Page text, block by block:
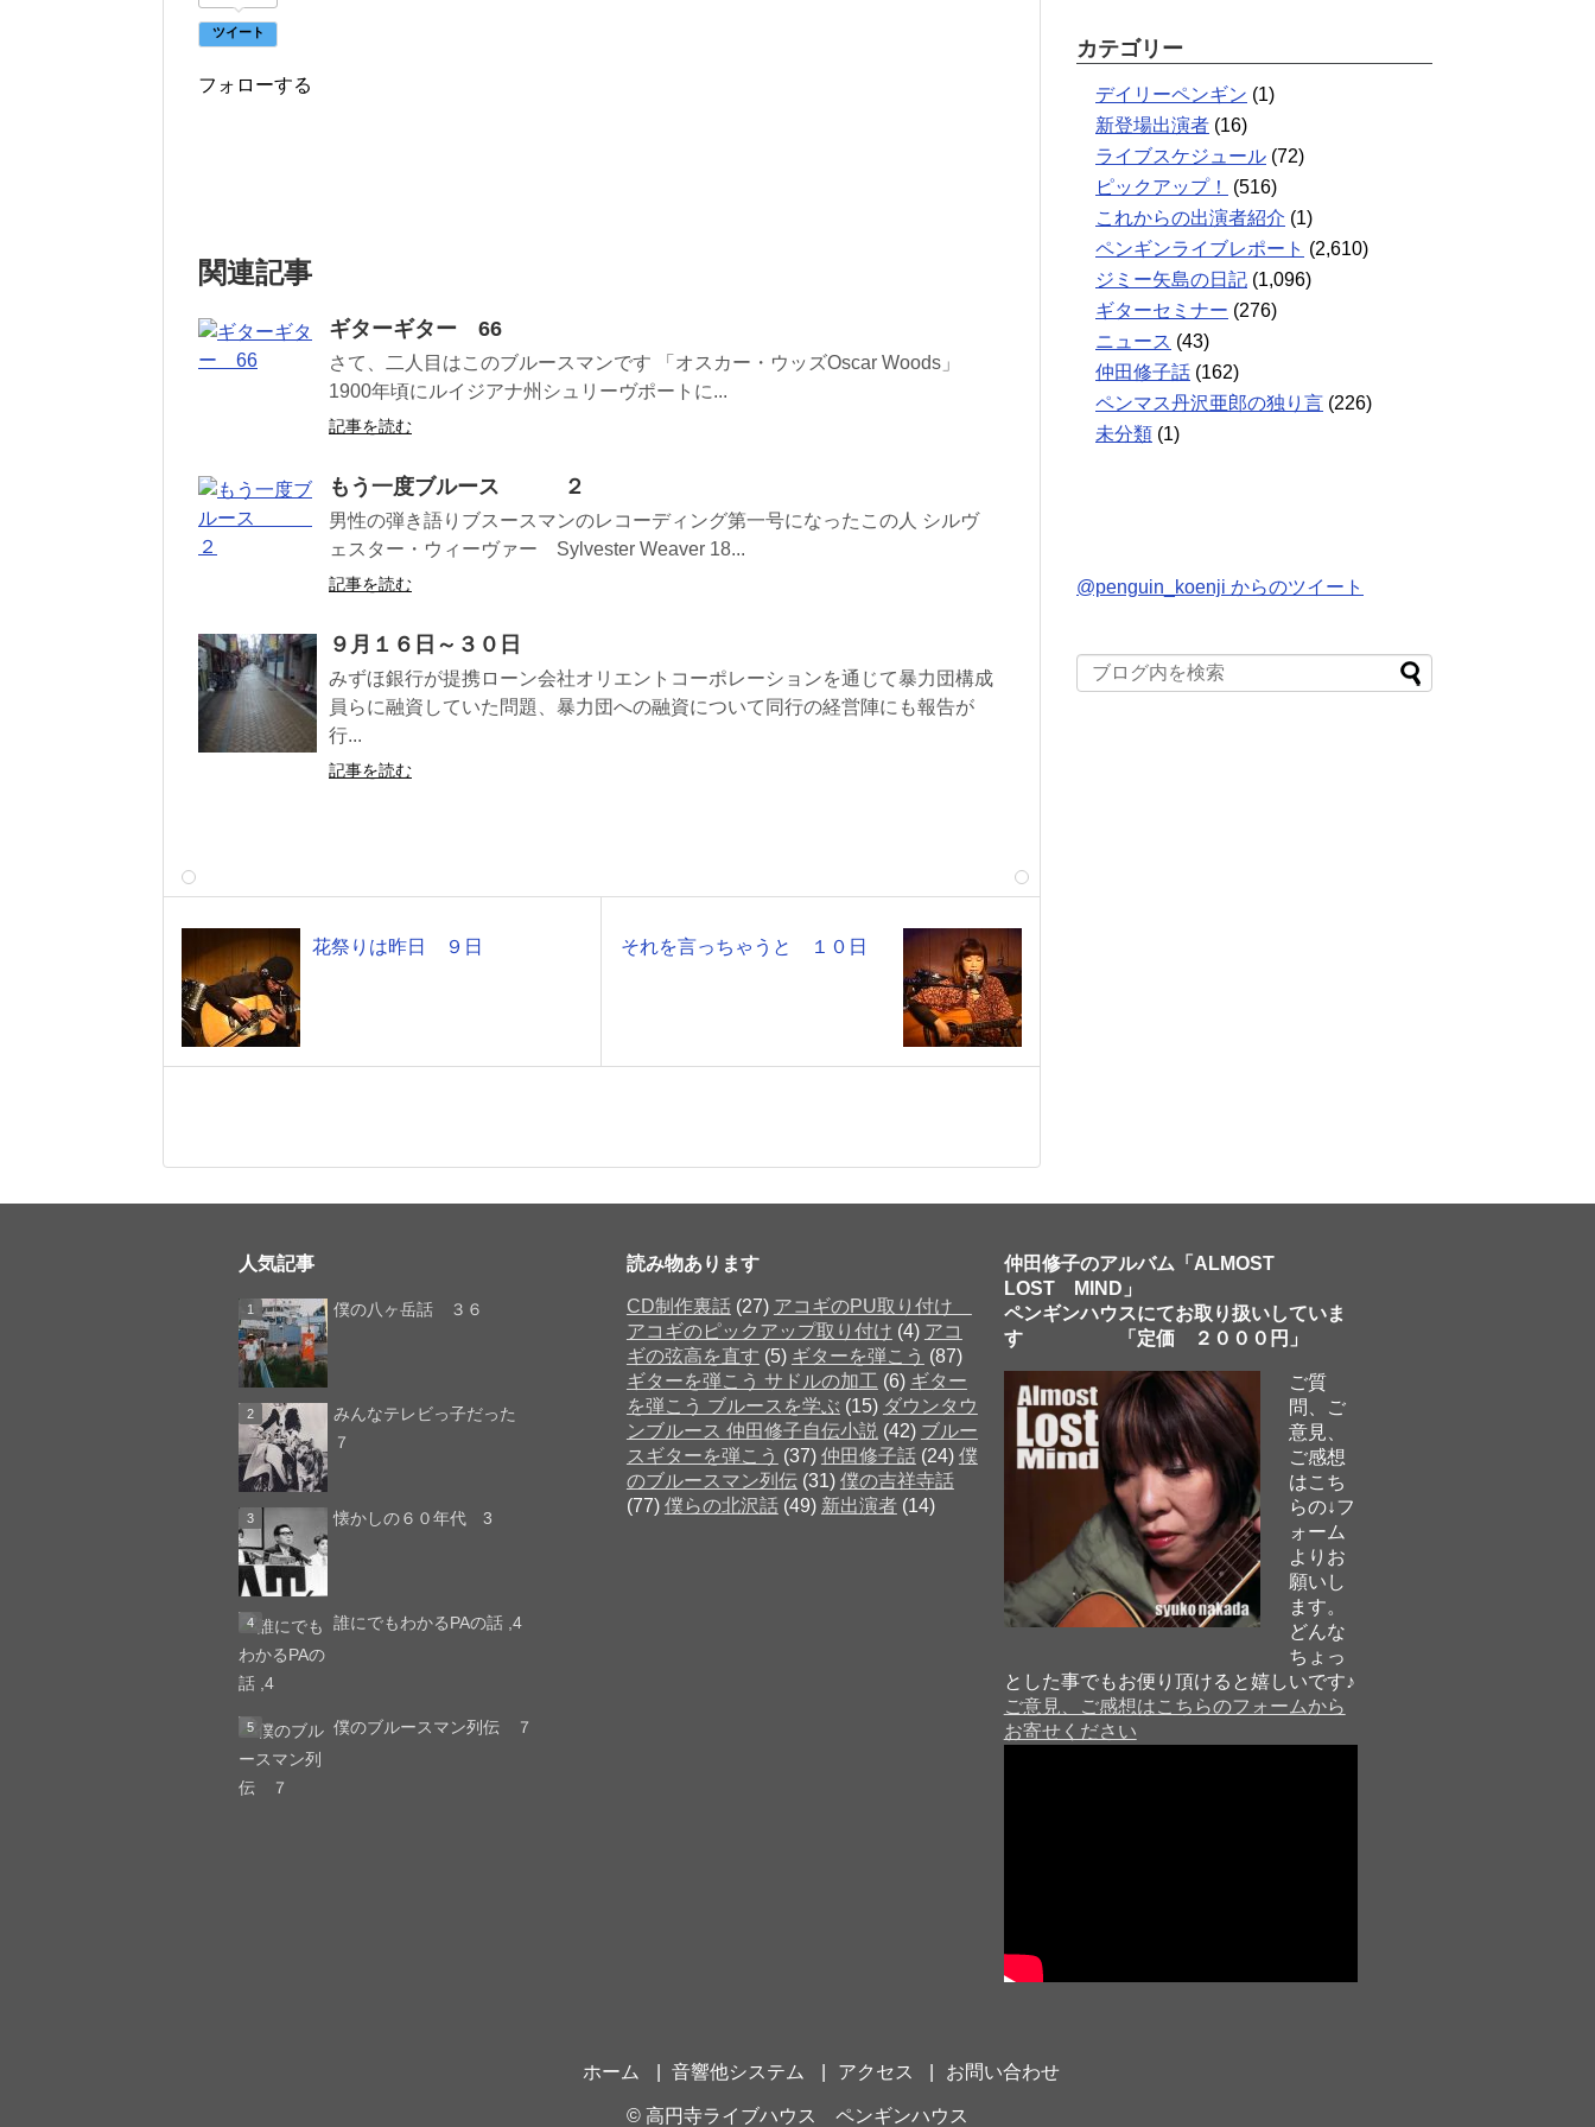
ツイート
フォローする
関連記事
ギターギター 66
さて、二人目はこのブルースマンです 「オスカー・ウッズOscar Woods」
1900年頃にルイジアナ州シュリーヴポートに...
記事を読む
もう一度ブルース ２
男性の弾き語りブスースマンのレコーディング第一号になったこの人 シルヴ
ェスター・ウィーヴァー Sylvester Weaver 18...
記事を読む
９月１６日～３０日
みずほ銀行が提携ローン会社オリエントコーポレーションを通じて暴力団構成
員らに融資していた問題、暴力団への融資について同行の経営陣にも報告が
行...
記事を読む
花祭りは昨日 ９日 それを言っちゃうと １０日
カテゴリー
デイリーペンギン (1)
新登場出演者 (16)
ライブスケジュール (72)
ピックアップ！
(516)
これからの出演者紹介 (1)
ペンギンライブレポート (2,610)
ジミー矢島の日記 (1,096)
ギターセミナー (276)
ニュース (43)
仲田修子話 (162)
ペンマス丹沢亜郎の独り言 (226)
未分類 (1)
@penguin_koenji からのツイート
人気記事
僕の八ヶ岳話 ３６
みんなテレビっ子だった
７
懐かしの６０年代 3
誰にでもわかるPAの話 ,4
僕のブルースマン列伝 ７
読み物あります
CD制作裏話(27) アコギのPU取り付け
アコギのピックアップ取り付け (4) アコ
ギの弦高を直す (5) ギターを弾こう (87)
ギターを弾こう サドルの加工 (6) ギター
を弾こう ブルースを学ぶ (15) ダウンタウ
ンブルース 仲田修子自伝小説 (42) ブルー
スギターを弾こう (37) 仲田修子話(24) 僕
のブルースマン列伝(31) 僕の吉祥寺話
(77) 僕らの北沢話(49) 新出演者(14)
仲田修子のアルバム「ALMOST
LOST MIND」
ペンギンハウスにてお取り扱いしていま
す 「定価 ２０００円」
ご質
問、ご
意見、
ご感想
はこち
らの↓フ
ォーム
よりお
願いし
ます。
どんな
ちょっ
とした事でもお便り頂けると嬉しいです♪
ご意見、ご感想はこちらのフォームから
お寄せください
ホーム 音響他システム アクセス お問い合わせ
© 高円寺ライブハウス ペンギンハウス